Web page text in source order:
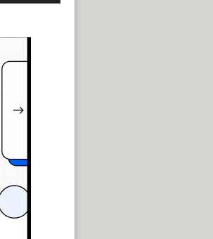
teclas
el